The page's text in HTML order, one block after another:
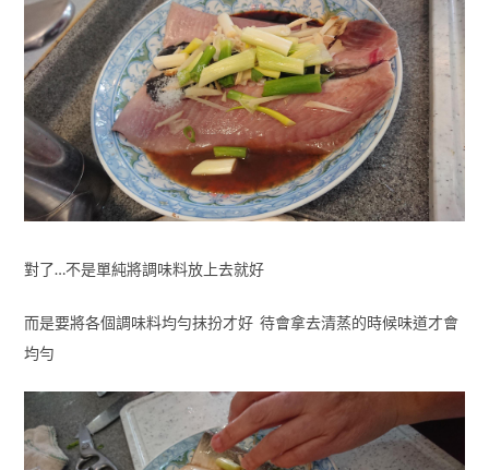
對了…不是單純將調味料放上去就好
而是要將各個調味料均勻抹扮才好 待會拿去清蒸的時候味道才會
均勻